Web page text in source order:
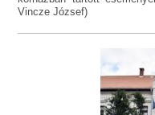
Vincze József)